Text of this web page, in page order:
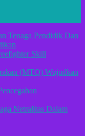
Tenaga Pendidik Dan
Skill
(MTQ) Wujudkan
Netralitas Dalam